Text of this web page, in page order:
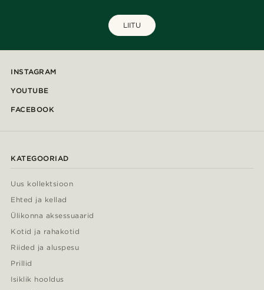
LIITU
INSTAGRAM
YOUTUBE
FACEBOOK
KATEGOORIAD
Uus kollektsioon
Ehted ja kellad
Ülikonna aksessuaarid
Kotid ja rahakotid
Riided ja aluspesu
Prillid
Isiklik hooldus